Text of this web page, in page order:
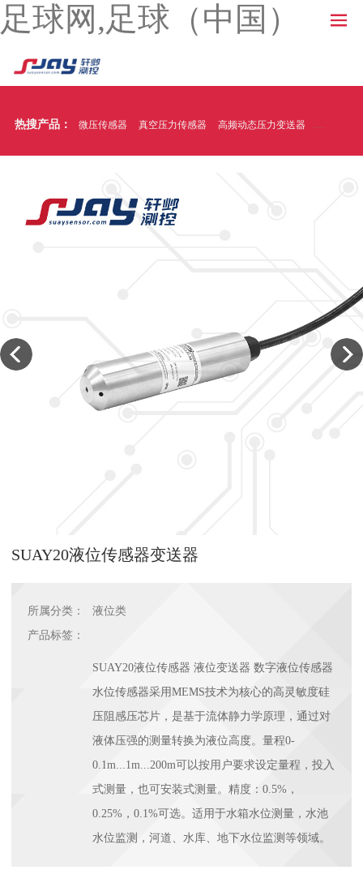
足球网,足球（中国）
热搜产品： 微压传感器 真空压力传感器 高频动态压力变送器 温压一体
SUAY20液位传感器变送器
所属分类：
液位类
产品标签：
SUAY20液位传感器 液位变送器 数字液位传感器
水位传感器采用MEMS技术为核心的高灵敏度硅
压阻感压芯片，是基于流体静力学原理，通过对
液体压强的测量转换为液位高度。量程0-
0.1m...1m...200m可以按用户要求设定量程，投入
式测量，也可安装式测量。精度：0.5%，
0.25%，0.1%可选。适用于水箱水位测量，水池
水位监测，河道、水库、地下水位监测等领域。